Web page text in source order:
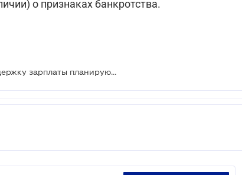
о признаках банкротства.
Ответственность работодателя за задержку зарплаты планируют значительно усилить